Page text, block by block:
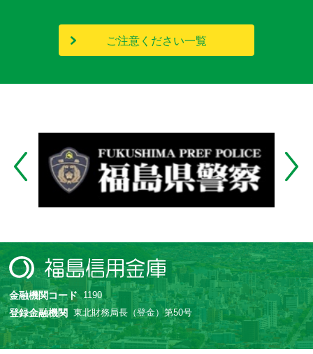
ご注意ください一覧
金融機関コード 1190
登録金融機関 東北財務局長（登金）第50号